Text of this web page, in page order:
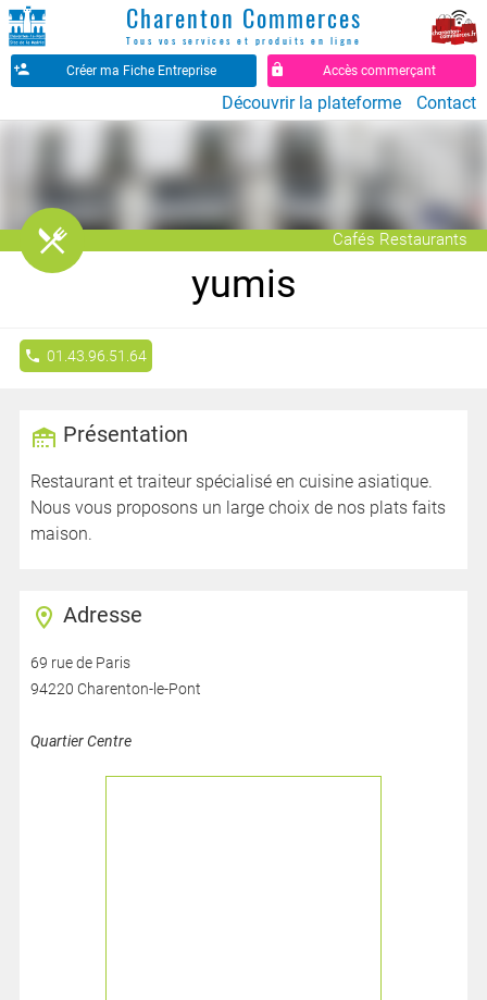
Charenton Commerces
Tous vos services et produits en ligne
Créer ma Fiche Entreprise Accès commerçant
Découvrir la plateforme Contact
󰒦 Cafés Restaurants
yumis
01.43.96.51.64
Présentation
Restaurant et traiteur spécialisé en cuisine asiatique.
Nous vous proposons un large choix de nos plats faits
maison.
Adresse
69 rue de Paris
94220 Charenton-le-Pont
Quartier Centre